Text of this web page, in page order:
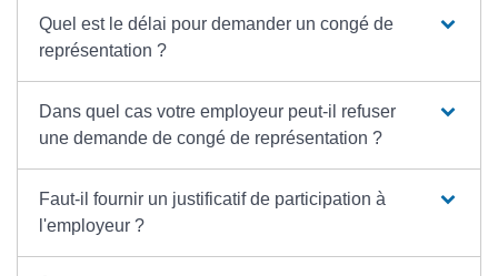
Quel est le délai pour demander un congé de
représentation ?
Dans quel cas votre employeur peut-il refuser
une demande de congé de représentation ?
Faut-il fournir un justificatif de participation à
l'employeur ?